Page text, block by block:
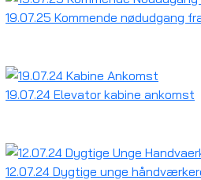
19.07.25 Kommende nødudgang
19.07.24 Elevator kabine ankomst
12.07.24 Dygtige unge